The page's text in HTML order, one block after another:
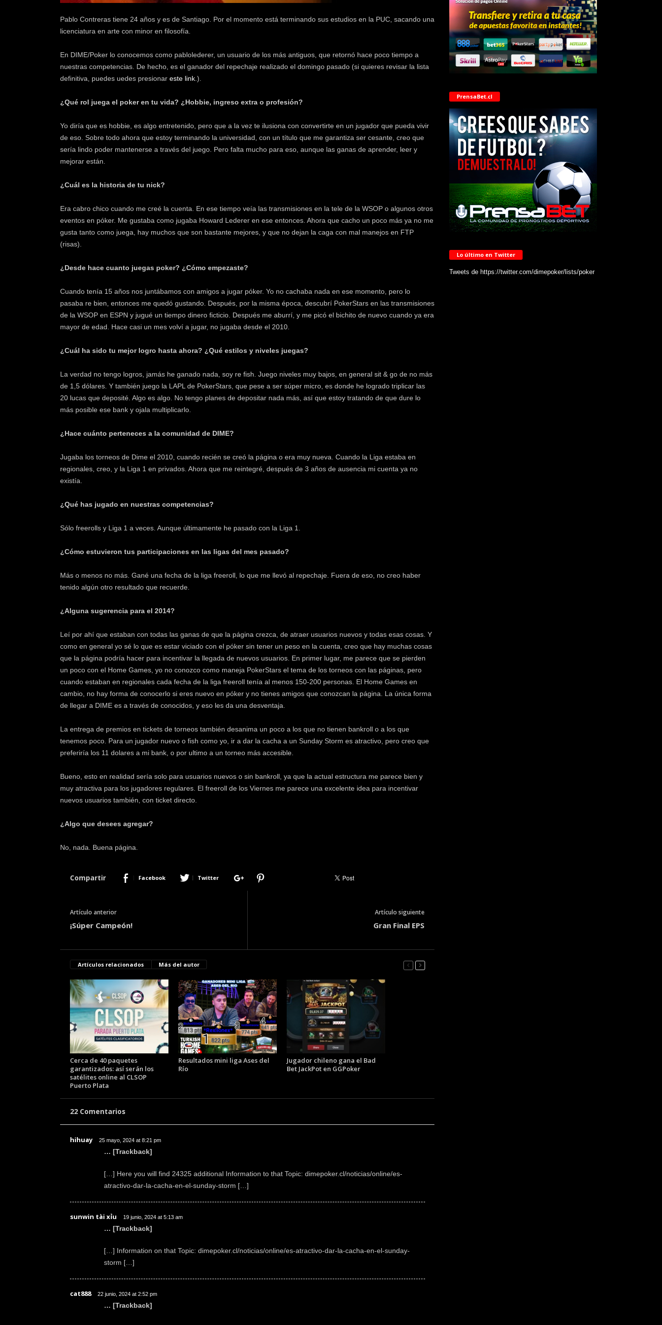
e
l
Pablo Contreras tiene 24 años y es de Santiago. Por el momento está terminando sus estudios en la PUC, sacando una
licenciatura en arte con minor en filosofía.
En DIME/Poker lo conocemos como pablolederer, un usuario de los más antiguos, que retornó hace poco tiempo a
nuestras competencias. De hecho, es el ganador del repechaje realizado el domingo pasado (si quieres revisar la lista
definitiva, puedes uedes presionar este link.).
¿Qué rol juega el poker en tu vida? ¿Hobbie, ingreso extra o profesión?
Yo diría que es hobbie, es algo entretenido, pero que a la vez te ilusiona con convertirte en un jugador que pueda vivir
de eso. Sobre todo ahora que estoy terminando la universidad, con un título que me garantiza ser cesante, creo que
sería lindo poder mantenerse a través del juego. Pero falta mucho para eso, aunque las ganas de aprender, leer y
mejorar están.
¿Cuál es la historia de tu nick?
Era cabro chico cuando me creé la cuenta. En ese tiempo veía las transmisiones en la tele de la WSOP o algunos otros
eventos en póker. Me gustaba como jugaba Howard Lederer en ese entonces. Ahora que cacho un poco más ya no me
gusta tanto como juega, hay muchos que son bastante mejores, y que no dejan la caga con mal manejos en FTP
(risas).
¿Desde hace cuanto juegas poker? ¿Cómo empezaste?
Cuando tenía 15 años nos juntábamos con amigos a jugar póker. Yo no cachaba nada en ese momento, pero lo
pasaba re bien, entonces me quedó gustando. Después, por la misma época, descubrí PokerStars en las transmisiones
de la WSOP en ESPN y jugué un tiempo dinero ficticio. Después me aburrí, y me picó el bichito de nuevo cuando ya era
mayor de edad. Hace casi un mes volví a jugar, no jugaba desde el 2010.
¿Cuál ha sido tu mejor logro hasta ahora? ¿Qué estilos y niveles juegas?
La verdad no tengo logros, jamás he ganado nada, soy re fish. Juego niveles muy bajos, en general sit & go de no más
de 1,5 dólares. Y también juego la LAPL de PokerStars, que pese a ser súper micro, es donde he logrado triplicar las
20 lucas que deposité. Algo es algo. No tengo planes de depositar nada más, así que estoy tratando de que dure lo
más posible ese bank y ojala multiplicarlo.
¿Hace cuánto perteneces a la comunidad de DIME?
Jugaba los torneos de Dime el 2010, cuando recién se creó la página o era muy nueva. Cuando la Liga estaba en
regionales, creo, y la Liga 1 en privados. Ahora que me reintegré, después de 3 años de ausencia mi cuenta ya no
existía.
¿Qué has jugado en nuestras competencias?
Sólo freerolls y Liga 1 a veces. Aunque últimamente he pasado con la Liga 1.
¿Cómo estuvieron tus participaciones en las ligas del mes pasado?
Más o menos no más. Gané una fecha de la liga freeroll, lo que me llevó al repechaje. Fuera de eso, no creo haber
tenido algún otro resultado que recuerde.
¿Alguna sugerencia para el 2014?
Leí por ahí que estaban con todas las ganas de que la página crezca, de atraer usuarios nuevos y todas esas cosas. Y
como en general yo sé lo que es estar viciado con el póker sin tener un peso en la cuenta, creo que hay muchas cosas
que la página podría hacer para incentivar la llegada de nuevos usuarios. En primer lugar, me parece que se pierden
un poco con el Home Games, yo no conozco como maneja PokerStars el tema de los torneos con las páginas, pero
cuando estaban en regionales cada fecha de la liga freeroll tenía al menos 150-200 personas. El Home Games en
cambio, no hay forma de conocerlo si eres nuevo en póker y no tienes amigos que conozcan la página. La única forma
de llegar a DIME es a través de conocidos, y eso les da una desventaja.
La entrega de premios en tickets de torneos también desanima un poco a los que no tienen bankroll o a los que
tenemos poco. Para un jugador nuevo o fish como yo, ir a dar la cacha a un Sunday Storm es atractivo, pero creo que
preferiría los 11 dolares a mi bank, o por ultimo a un torneo más accesible.
Bueno, esto en realidad sería solo para usuarios nuevos o sin bankroll, ya que la actual estructura me parece bien y
muy atractiva para los jugadores regulares. El freeroll de los Viernes me parece una excelente idea para incentivar
nuevos usuarios también, con ticket directo.
¿Algo que desees agregar?
No, nada. Buena página.
Compartir Facebook Twitter
Artículo anterior
¡Súper Campeón!
Artículo siguiente
Gran Final EPS
Artículos relacionados Más del autor
Cerca de 40 paquetes
garantizados: así serán los
satélites online al CLSOP
Puerto Plata
Resultados mini liga Ases del
Río
Jugador chileno gana el Bad
Bet JackPot en GGPoker
22 Comentarios
hihuay 25 mayo, 2024 at 8:21 pm
… [Trackback]
[…] Here you will find 24325 additional Information to that Topic: dimepoker.cl/noticias/online/es-
atractivo-dar-la-cacha-en-el-sunday-storm […]
sunwin tài xỉu 19 junio, 2024 at 5:13 am
… [Trackback]
[…] Information on that Topic: dimepoker.cl/noticias/online/es-atractivo-dar-la-cacha-en-el-sunday-
storm […]
cat888 22 junio, 2024 at 2:52 pm
… [Trackback]
PrensaBet.cl
Lo último en Twitter
Tweets de https://twitter.com/dimepoker/lists/poker